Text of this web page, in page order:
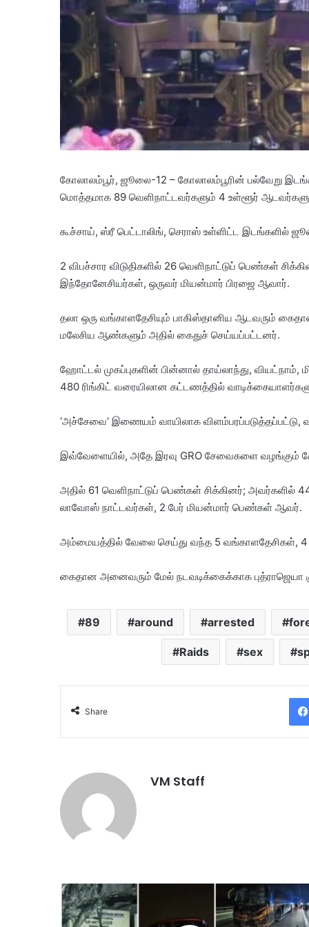
கோலாலம்பூர், ஜூலை-12 – கோலாலம்பூரின் பல்வேறு
மொத்தமாக 89 வெளிநாட்டவர்களும் 4 உள்ளூர்
கூச்சாய், ஸ்ரீ பெட்டாலிங், செராஸ் உள்ளிட்ட
2 விபச்சார விடுதிகளில் 26 வெளிநாட்டுப் பெண்கள்
இந்தோனேசியர்கள், ஒருவர் மியன்மார் பிரஜை ஆவார்.
தலா ஒரு வங்காளதேசியும் பாகிஸ்தானிய ஆடவரும்
மலேசிய ஆண்களும் அதில் கைதுச் செய்யப்பட்டனர்.
ஹோட்டல் முகப்புகளின் பின்னால் தாய்லாந்து, வியட்நாம்,
480 ரிங்கிட் வரையிலான கட்டணத்தில்
‘அச்சேவை’ இணையம் வாயிலாக விளம்பரப்படுத்தப்பட்டு,
இவ்வேளையில், அதே இரவு GRO சேவைகளை
அதில் 61 வெளிநாட்டுப் பெண்கள் சிக்கினர்; அவர்களில்
லாவோஸ் நாட்டவர்கள், 2 பேர் மியன்மார் பெண்கள் ஆவர்.
அம்மையத்தில் வேலை செய்து வந்த 5 வங்காளதேசிகள்,
கைதான அனைவரும் மேல் நடவடிக்கைக்காக புத்ராஜெயா
89 around arrested
Raids sex
Share
VM Staff
ரெ
ம்
பா